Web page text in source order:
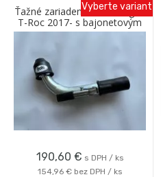
Ťažné zariadenie Volkswagen
T-Roc 2017- s bajonetovým
odnímaním C Galia
190,60 € s DPH / ks
154,96 € bez DPH / ks
Vyberte variant